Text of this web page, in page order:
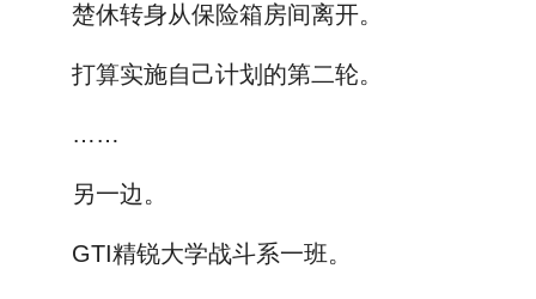
楚休转身从保险箱房间离开。
打算实施自己计划的第二轮。
……
另一边。
GTI精锐大学战斗系一班。